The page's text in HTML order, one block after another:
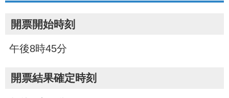
開票開始時刻
午後8時45分
開票結果確定時刻